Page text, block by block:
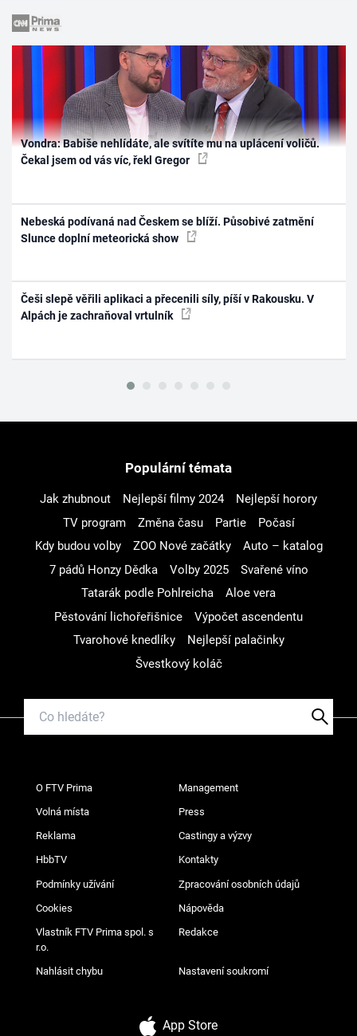
Vondra: Babiše nehlídáte, ale svítíte mu na uplácení voličů.
Čekal jsem od vás víc, řekl Gregor
Nebeská podívaná nad Českem se blíží. Působivé zatmění
Slunce doplní meteorická show
Češi slepě věřili aplikaci a přecenili síly, píší v Rakousku. V
Alpách je zachraňoval vrtulník
Populární témata
Jak zhubnout Nejlepší filmy 2024
Nejlepší horory
TV program
Změna času Partie
Počasí
Kdy budou volby
ZOO Nové začátky
Auto – katalog
7 pádů Honzy Dědka
Volby 2025
Svařené víno
Tatarák podle Pohlreicha
Aloe vera
Pěstování lichořeřišnice
Výpočet ascendentu
Tvarohové knedlíky
Nejlepší palačinky
Švestkový koláč
O FTV Prima Management
Volná místa Press
Reklama Castingy a výzvy
HbbTV Kontakty
Podmínky užívání Zpracování osobních údajů
Cookies Nápověda
Vlastník FTV Prima spol. s
r.o.
Redakce
Nahlásit chybu Nastavení soukromí
App Store